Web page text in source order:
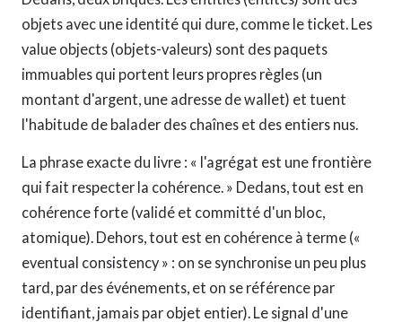
objets avec une identité qui dure, comme le ticket. Les
value objects (objets-valeurs) sont des paquets
immuables qui portent leurs propres règles (un
montant d'argent, une adresse de wallet) et tuent
l'habitude de balader des chaînes et des entiers nus.
La phrase exacte du livre : « l'agrégat est une frontière
qui fait respecter la cohérence. » Dedans, tout est en
cohérence forte (validé et committé d'un bloc,
atomique). Dehors, tout est en cohérence à terme («
eventual consistency » : on se synchronise un peu plus
tard, par des événements, et on se référence par
identifiant, jamais par objet entier). Le signal d'une